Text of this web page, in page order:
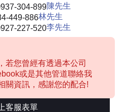
304-899陳先生
449-886林先生
227-520李先生
若您曾經有透過本公司
或是其他管道聯絡我
關資訊，感謝您的配合!
客服表單